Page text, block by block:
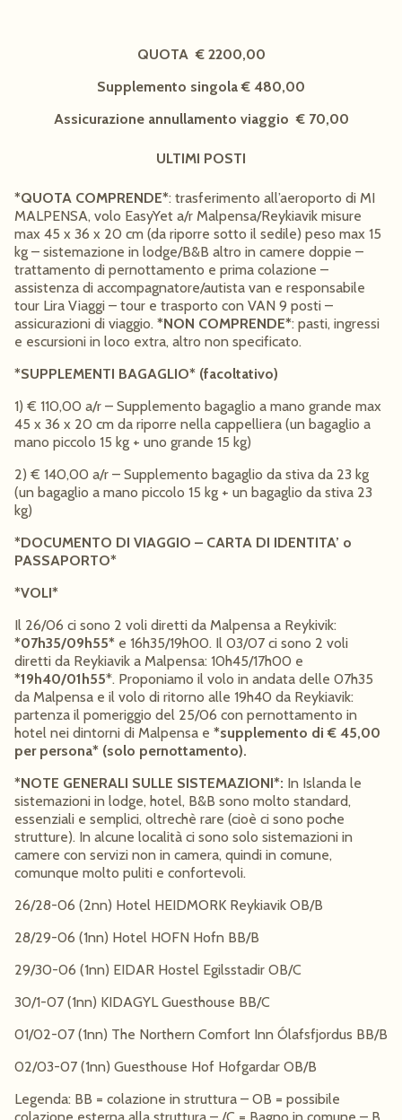
QUOTA € 2200,00
Supplemento singola € 480,00
Assicurazione annullamento viaggio € 70,00
ULTIMI POSTI
*QUOTA COMPRENDE*: trasferimento all’aeroporto di MI
MALPENSA, volo EasyYet a/r Malpensa/Reykiavik misure
max 45 x 36 x 20 cm (da riporre sotto il sedile) peso max 15
kg – sistemazione in lodge/B&B altro in camere doppie –
trattamento di pernottamento e prima colazione –
assistenza di accompagnatore/autista van e responsabile
tour Lira Viaggi – tour e trasporto con VAN 9 posti –
assicurazioni di viaggio. *NON COMPRENDE*: pasti, ingressi
e escursioni in loco extra, altro non specificato.
*SUPPLEMENTI BAGAGLIO* (facoltativo)
1) € 110,00 a/r – Supplemento bagaglio a mano grande max
45 x 36 x 20 cm da riporre nella cappelliera (un bagaglio a
mano piccolo 15 kg + uno grande 15 kg)
2) € 140,00 a/r – Supplemento bagaglio da stiva da 23 kg
(un bagaglio a mano piccolo 15 kg + un bagaglio da stiva 23
kg)
*DOCUMENTO DI VIAGGIO – CARTA DI IDENTITA’ o
PASSAPORTO*
*VOLI*
Il 26/06 ci sono 2 voli diretti da Malpensa a Reykivik:
*07h35/09h55* e 16h35/19h00. Il 03/07 ci sono 2 voli
diretti da Reykiavik a Malpensa: 10h45/17h00 e
*19h40/01h55*. Proponiamo il volo in andata delle 07h35
da Malpensa e il volo di ritorno alle 19h40 da Reykiavik:
partenza il pomeriggio del 25/06 con pernottamento in
hotel nei dintorni di Malpensa e *supplemento di € 45,00
per persona* (solo pernottamento).
*NOTE GENERALI SULLE SISTEMAZIONI*: In Islanda le
sistemazioni in lodge, hotel, B&B sono molto standard,
essenziali e semplici, oltrechè rare (cioè ci sono poche
strutture). In alcune località ci sono solo sistemazioni in
camere con servizi non in camera, quindi in comune,
comunque molto puliti e confortevoli.
26/28-06 (2nn) Hotel HEIDMORK Reykiavik OB/B
28/29-06 (1nn) Hotel HOFN Hofn BB/B
29/30-06 (1nn) EIDAR Hostel Egilsstadir OB/C
30/1-07 (1nn) KIDAGYL Guesthouse BB/C
01/02-07 (1nn) The Northern Comfort Inn Ólafsfjordus BB/B
02/03-07 (1nn) Guesthouse Hof Hofgardar OB/B
Legenda: BB = colazione in struttura – OB = possibile